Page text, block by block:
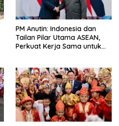
PM Anutin: Indonesia dan
Tailan Pilar Utama ASEAN,
Perkuat Kerja Sama untuk